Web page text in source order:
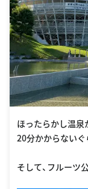
ほったらかし温泉
20分かからないぐ
そして、フルーツ